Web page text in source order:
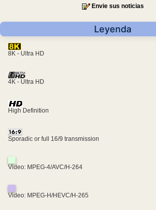
Envie sus noticias
Leyenda
8K - Ultra HD
4K - Ultra HD
High Definition
Sporadic or full 16/9 transmission
Video: MPEG-4/AVC/H-264
Video: MPEG-H/HEVC/H-265